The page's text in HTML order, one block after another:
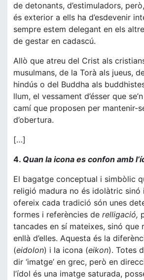
de detonants, d’estimuladors,
és exterior a ells ha d’esdevenir
sempre estem delegant en els
de gestar en cadascú.
Allò que atreu del Crist als
musulmans, de la Torà als jueus,
hindús o del Buddha als
llum, el vessament d’ésser que
camí que proposen per mantenir-
d’obertura.
[…]
4. Quan la icona es confon amb
El bagatge conceptual i simbòlic
religió madura no és idolàtric sinó
ofereix cada tradició són unes
formes i referències de relligació,
tancades en sí mateixes, sinó que
enllà d’elles. Aquesta és la
(eidolon) i la icona (eikon). Totes
dir ‘imatge’ en grec, però en
l’ídol és una imatge saturada,